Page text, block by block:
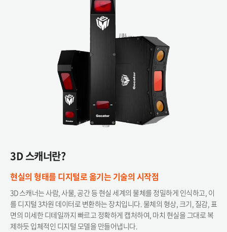
3D 스캐너란?
현실의 형태를 디지털로 옮기는 기술의 시작점​
3D 스캐너는 사람, 사물, 공간 등 현실 세계의 물체를 정밀하게 인식하고, 이
를 디지털 3차원 데이터로 변환하는 장치입니다. 물체의 형상, 크기, 질감, 표
면의 미세한 디테일까지 빠르고 정확하게 캡처하여, 마치 현실을 그대로 복
제하듯 입체적인 디지털 모델을 만들어냅니다.​